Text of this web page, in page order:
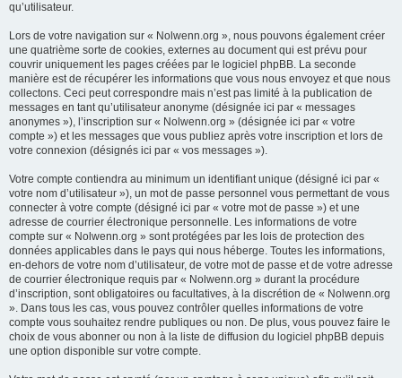
qu’utilisateur.
Lors de votre navigation sur « Nolwenn.org », nous pouvons également créer
une quatrième sorte de cookies, externes au document qui est prévu pour
couvrir uniquement les pages créées par le logiciel phpBB. La seconde
manière est de récupérer les informations que vous nous envoyez et que nous
collectons. Ceci peut correspondre mais n’est pas limité à la publication de
messages en tant qu’utilisateur anonyme (désignée ici par « messages
anonymes »), l’inscription sur « Nolwenn.org » (désignée ici par « votre
compte ») et les messages que vous publiez après votre inscription et lors de
votre connexion (désignés ici par « vos messages »).
Votre compte contiendra au minimum un identifiant unique (désigné ici par «
votre nom d’utilisateur »), un mot de passe personnel vous permettant de vous
connecter à votre compte (désigné ici par « votre mot de passe ») et une
adresse de courrier électronique personnelle. Les informations de votre
compte sur « Nolwenn.org » sont protégées par les lois de protection des
données applicables dans le pays qui nous héberge. Toutes les informations,
en-dehors de votre nom d’utilisateur, de votre mot de passe et de votre adresse
de courrier électronique requis par « Nolwenn.org » durant la procédure
d’inscription, sont obligatoires ou facultatives, à la discrétion de « Nolwenn.org
». Dans tous les cas, vous pouvez contrôler quelles informations de votre
compte vous souhaitez rendre publiques ou non. De plus, vous pouvez faire le
choix de vous abonner ou non à la liste de diffusion du logiciel phpBB depuis
une option disponible sur votre compte.